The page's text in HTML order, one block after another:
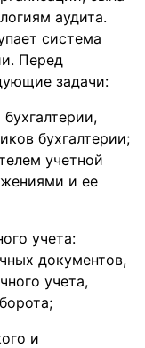
аудита.
система
Перед
задачи:
бухгалтерии;
учетной
и ее
учета:
документов,
учета,
и